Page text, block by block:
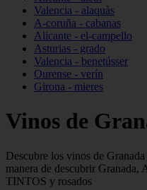
Valencia - alaquàs
A-coruña - cabanas
Alicante - el-campello
Asturias - grado
Valencia - benetússer
Ourense - verín
Girona - mieres
Vinos de
Descubre los vinos de
manera de descubrir Granada,
TINTOS y rosados